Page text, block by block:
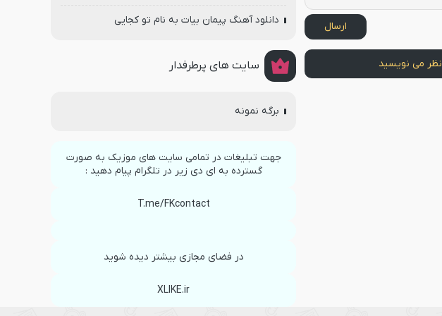
ارسال
نظر می نویسید
دانلود آهنگ پیمان بیات به نام تو کجایی
سایت های پرطرفدار
برگه نمونه
جهت تبلیغات در تمامی سایت های موزیک به صورت
گسترده به ای دی زیر در تلگرام پیام دهید :
T.me/FKcontact
در فضای مجازی بیشتر دیده شوید
XLIKE.ir